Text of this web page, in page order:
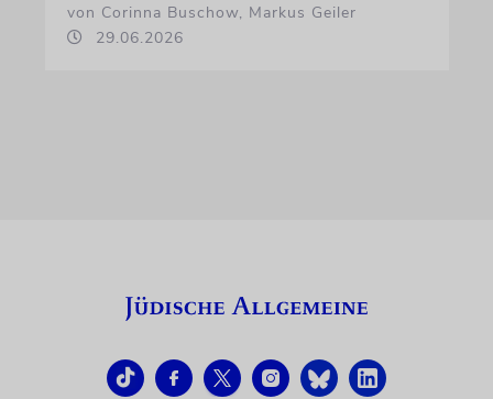
von Corinna Buschow, Markus Geiler
29.06.2026